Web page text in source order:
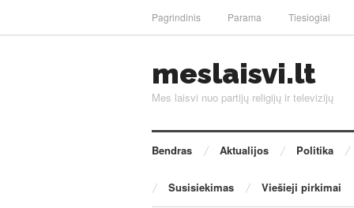
Pagrindinis Parama Tiesiogiai
meslaisvi.lt
Mes laisvi nuo partijų religijų ir televizijų
Bendras Aktualijos Politika
Susisiekimas Viešieji pirkimai